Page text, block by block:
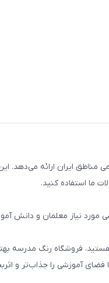
مناطق ایران ارائه می‌دهد.
ما استفاده کنید.
نیاز معلمان و دانش
فروشگاه رنگ مدرسه
فضای آموزشی را جذاب‌تر و